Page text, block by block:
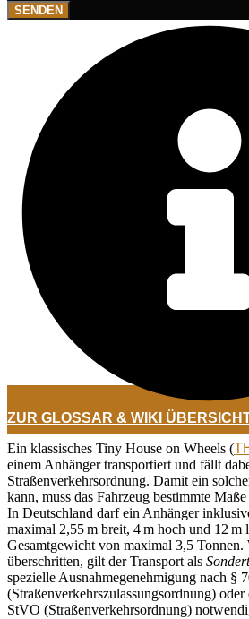
SENDEN
ZUR GLOSSAR & WIKI
Ein klassisches Tiny House on Wheels (
einem Anhänger transportiert und fällt
Straßenverkehrsordnung. Damit ein
kann, muss das Fahrzeug bestimmte
In Deutschland darf ein Anhänger
maximal 2,55 m breit, 4 m hoch und 12 m
Gesamtgewicht von maximal 3,5 Tonnen.
überschritten, gilt der Transport als
spezielle Ausnahmegenehmigung nach §
(Straßenverkehrszulassungsordnung)
StVO (Straßenverkehrsordnung)